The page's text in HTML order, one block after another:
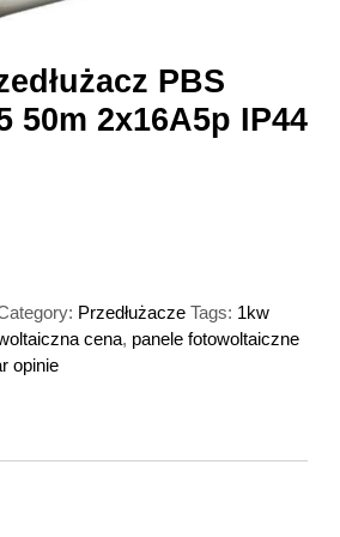
PBS
50m 2x16A5p IP44
Przedłużacze Tags: 1kw
cena, panele fotowoltaiczne
opinie